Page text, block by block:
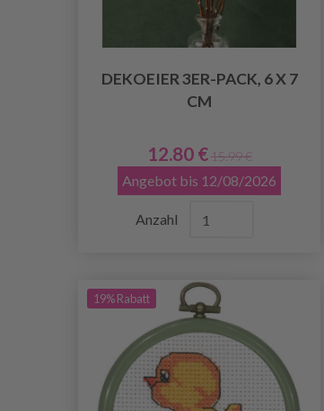
DEKOEIER 3ER-PACK, 6 X 7
CM
12.80 € 15.99 €
Angebot bis 12/08/2026
Anzahl
19% Rabatt